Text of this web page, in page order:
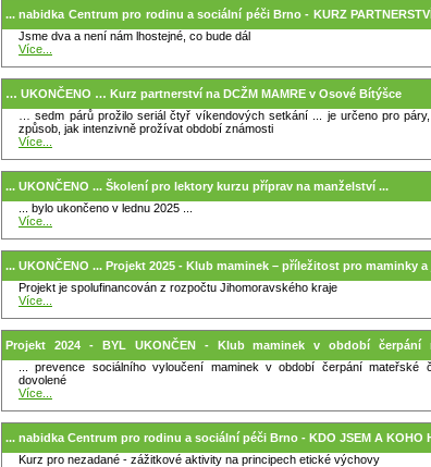
... nabidka Centrum pro rodinu a sociální péči Brno - KURZ
- BRNO
Jsme dva a není nám lhostejné, co bude dál
Více...
… UKONČENO … Kurz partnerství na DCŽM MAMRE v Osové Bítýšce
… sedm párů prožilo seriál čtyř víkendových setkání ... je určeno pro
způsob, jak intenzivně prožívat období známosti
Více...
... UKONČENO ... Školení pro lektory kurzu příprav na manželství ...
... bylo ukončeno v lednu 2025 ...
Více...
... UKONČENO ... Projekt 2025 - Klub maminek – příležitost pro maminky
Projekt je spolufinancován z rozpočtu Jihomoravského kraje
Více...
Projekt 2024 - BYL UKONČEN - Klub maminek v období čerpání
rodičovské dovolené Blansko
... prevence sociálního vyloučení maminek v období čerpání mateřské
dovolené
Více...
... nabidka Centrum pro rodinu a sociální péči Brno - KDO JSEM A KOHO
Kurz pro nezadané - zážitkové aktivity na principech etické výchovy